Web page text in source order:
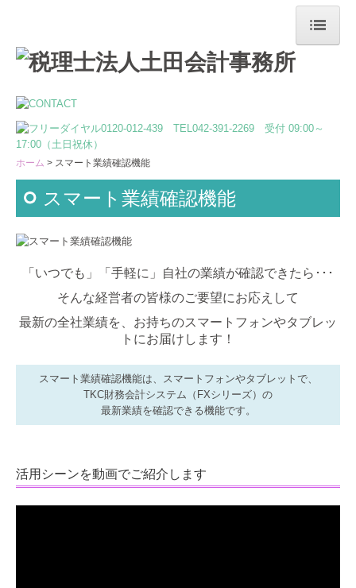
ホーム
最新情報
事務所案内
ご挨拶
事務所概要
スタッフ紹介
SDGsについて
ISOの活動
セミナー案内
法人のお客さまへ
資産防衛
ホーム スマート業績確認機能
スマート業績確認機能
「いつでも」「手軽に」自社の業績が確認できたら･･･
そんな経営者の皆様のご要望にお応えして
最新の全社業績を、お持ちのスマートフォンやタブレッ
トにお届けします！
スマート業績確認機能は、スマートフォンやタブレットで、
TKC財務会計システム（FXシリーズ）の
最新業績を確認できる機能です。
活用シーンを動画でご紹介します